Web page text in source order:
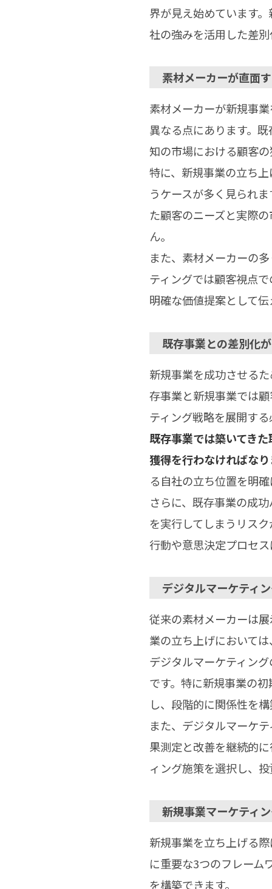
界が見え始めています
社の強みを活用した差
素材メーカーが直面
素材メーカーが新規事
異なる点にあります。
知の市場における顧客
特に、新規事業の立ち
うケースが多く見られ
た顧客のニーズと実際
ん。
また、素材メーカーの
ティングでは顧客視点
明確な価値提案として
既存事業との差別化
新規事業を成功させる
存事業と新規事業では
ティング戦略を展開す
既存事業では築いてき
獲得を行わなければな
る自社の立ち位置を明
さらに、既存事業の成
を実行してしまうリス
行動や意思決定プロセ
デジタルマーケティ
従来の素材メーカーは
業の立ち上げにおいて
デジタルマーケティン
です。特に新規事業の
し、段階的に関係性を
また、デジタルマーケ
果測定と改善を継続的
ィング施策を選択し、
新規事業マーケティ
新規事業を立ち上げる
に重要な3つのフレーム
を構築できます。